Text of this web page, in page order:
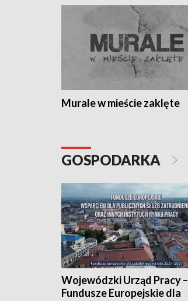
Murale w mieście zaklęte
GOSPODARKA
Wojewódzki Urząd Pracy –
Fundusze Europejskie dla